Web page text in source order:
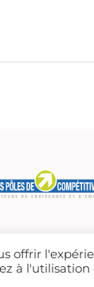
offrir
à l'utilisation